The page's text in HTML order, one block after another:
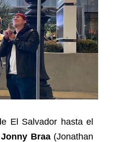
El Salvador hasta el
Jonny Braa(Jonathan